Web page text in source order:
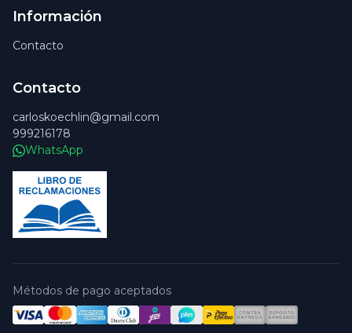
Información
Contacto
Contacto
carloskoechlin@gmail.com
999216178
WhatsApp
Métodos de pago aceptados